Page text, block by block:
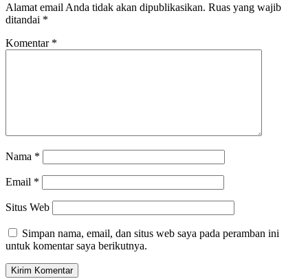
Alamat email Anda tidak akan dipublikasikan. Ruas yang wajib
ditandai *
Komentar *
Nama *
Email *
Situs Web
Simpan nama, email, dan situs web saya pada peramban ini
untuk komentar saya berikutnya.